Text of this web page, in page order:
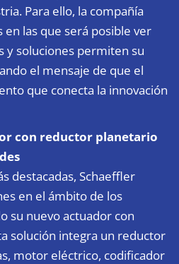
Para ello, la compañía
las que será posible ver
y soluciones permiten su
el mensaje de que el
que conecta la innovación
con reductor planetario
destacadas, Schaeffler
en el ámbito de los
su nuevo actuador con
solución integra un reductor
motor eléctrico, codificador